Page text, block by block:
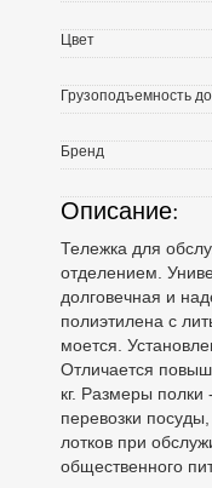
Цвет
Грузоподъемность до
Бренд
Описание:
Тележка для
отделением.
долговечная и
полиэтилена с
моется.
Отличается
кг. Размеры
перевозки
лотков при
общественного